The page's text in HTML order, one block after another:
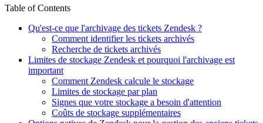
Table of Contents
Qu'est-ce que l'archivage des tickets Zendesk ?
Comment identifier les tickets archivés
Recherche de tickets archivés
Limites de stockage Zendesk et pourquoi l'archivage est
important
Comment Zendesk calcule le stockage
Limites de stockage par plan
Signes que votre stockage a besoin d'attention
Coûts de stockage supplémentaires